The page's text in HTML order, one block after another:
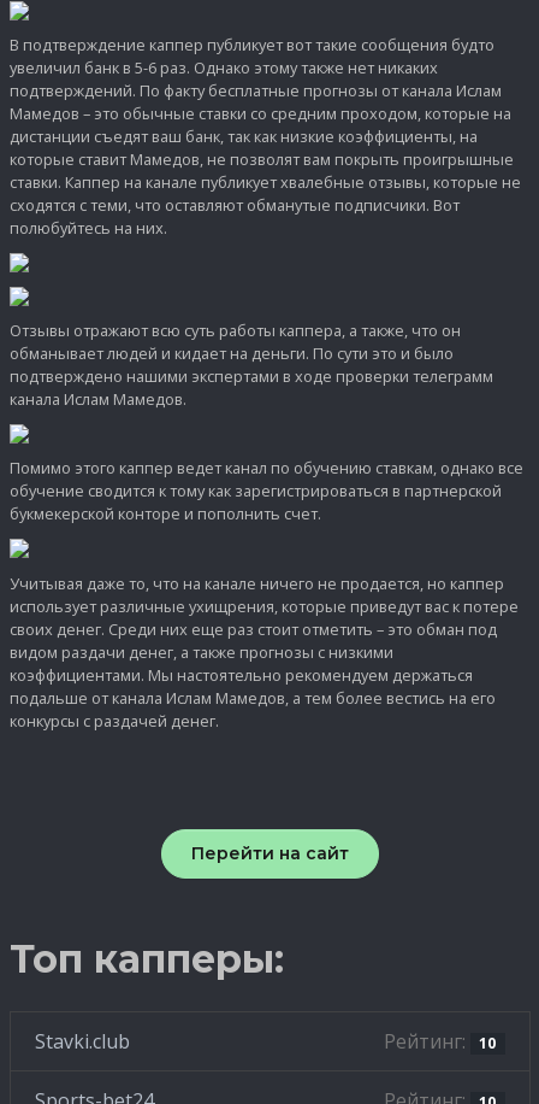
В подтверждение каппер публикует вот такие сообщения будто
увеличил банк в 5-6 раз. Однако этому также нет никаких
подтверждений. По факту бесплатные прогнозы от канала Ислам
Мамедов – это обычные ставки со средним проходом, которые на
дистанции съедят ваш банк, так как низкие коэффициенты, на
которые ставит Мамедов, не позволят вам покрыть проигрышные
ставки. Каппер на канале публикует хвалебные отзывы, которые не
сходятся с теми, что оставляют обманутые подписчики. Вот
полюбуйтесь на них.
Отзывы отражают всю суть работы каппера, а также, что он
обманывает людей и кидает на деньги. По сути это и было
подтверждено нашими экспертами в ходе проверки телеграмм
канала Ислам Мамедов.
Помимо этого каппер ведет канал по обучению ставкам, однако все
обучение сводится к тому как зарегистрироваться в партнерской
букмекерской конторе и пополнить счет.
Учитывая даже то, что на канале ничего не продается, но каппер
использует различные ухищрения, которые приведут вас к потере
своих денег. Среди них еще раз стоит отметить – это обман под
видом раздачи денег, а также прогнозы с низкими
коэффициентами. Мы настоятельно рекомендуем держаться
подальше от канала Ислам Мамедов, а тем более вестись на его
конкурсы с раздачей денег.
Перейти на сайт
Топ капперы:
Stavki.club Рейтинг: 10